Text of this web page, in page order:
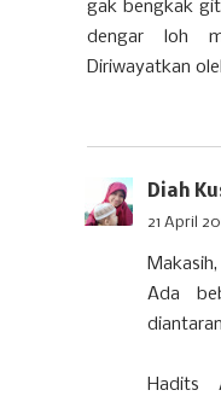
gak bengkak
dengar loh
Diriwayatkan
Diah
21 April
Ada
Hadits